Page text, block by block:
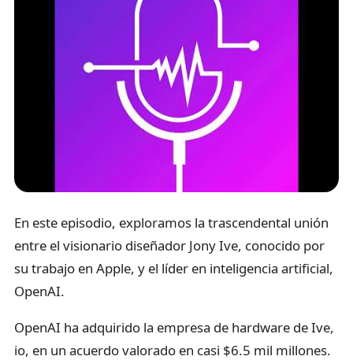
En este episodio, exploramos la trascendental unión
entre el visionario diseñador Jony Ive, conocido por
su trabajo en Apple, y el líder en inteligencia artificial,
OpenAI.
OpenAI ha adquirido la empresa de hardware de Ive,
io, en un acuerdo valorado en casi $6.5 mil millones.